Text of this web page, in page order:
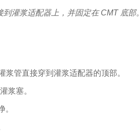
灌浆适配器上，并固定在 CMT 底部。
管直接穿到灌浆适配器的顶部。
浆塞。
。